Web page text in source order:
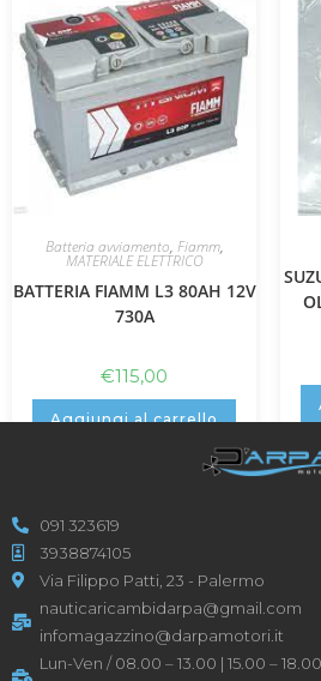
Batteria avviamento, Fiamm,
MATERIALE ELETTRICO
BATTERIA FIAMM L3 80AH 12V
730A
€115,00
Aggiungi al carrello
091 323619
3938874105
Via Filippo Patti, 23 - Palermo
nauticaricambidarpa@gmail.com
infomagazzino@darpamotori.it
Lun-Ven / 08.00 – 13.00 | 15.00 – 18.00